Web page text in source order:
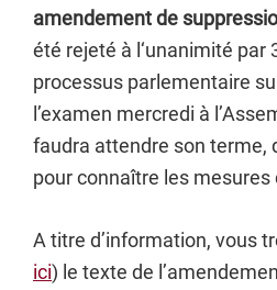
amendement de
été rejeté à l‘unanimité par
processus parlementaire
l’examen mercredi à
faudra attendre son terme,
pour connaître les
A titre d’information, vous
ici) le texte de